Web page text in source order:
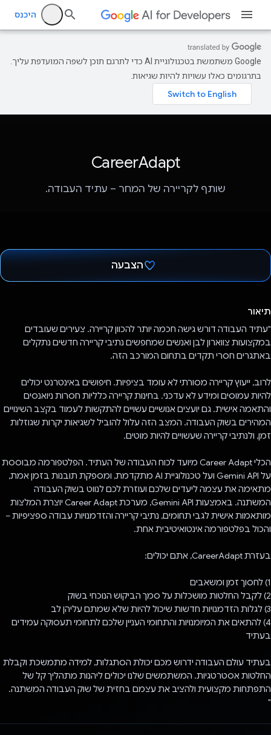
היכנס
‫Google משתמשת בטכנולוגיית AI כדי לתרגם תוכן לשפה המועדפת עליך.
בתרגומים כאלו עשויות להיות שגיאות.
CareerAdapt
שותף לקריירה של המחר – עתיד העבודה.
הצבעה
תיאור
"עתיד העבודה דורש גישה חכמה יותר להכוון קריירה. צעירים שעובדים
במקצועות צווארון לבן ואנשים שמחפשים נתיבי קריירה חדשים נתקלים
באתגרים חסרי תקדים בתחום המורכב הזה.
לרוב, ייעוץ קריירה מסורתי לא עומד בציפיות. חיפושים באינטרנט יכולים
להיות עמוסים ומידע לא עדכני. בחינות קריירה כלליות חסרות ניואנסים
והתאמה אישית. גם יועצים אנושיים עשויים להתקשות לעמוד בקצב השינויים
המהירים בשוק העבודה. המצב הזה עלול להוביל לשגיאות יקרות שגוזלות
זמן, ולנתיבי קריירה שעשויים להיות מוטים.
הכלי Career Adapt מיועד לכוח העבודה של העתיד. הפלטפורמה מבוססת
על Gemini API ועל טכנולוגיית AI מתקדמת, ומספקת תובנות בזמן אמת,
מתאימה את עצמה ליעדים שלכם ועוזרת לכם לנווט בשוק העבודה
המשתנה. באמצעות Gemini API, מערכת Career Adapt יוצרת המלצות
מותאמות אישית לגבי תחומים, נתיבי קריירה והזדמנויות עבודה ספציפיות –
והכול בפלטפורמה אינטואיטיבית אחת.
בעזרת CareerAdapt, אתם יכולים:
1) לחסוך זמן ומשאבים
2) לקבל החלטות מושכלות על סמך הביקוש הנוכחי בשוק
3) לגלות הזדמנויות חדשות שיכול להיות שלא שמתם עליהן לב
4) להתאים את המיומנויות והתחומי העניין שלכם לתחומי תעסוקה עמידים
בעתיד
בעתיד עולם העבודה ידרוש מכם יכולת הסתגלות, למידה מתמשכת וקבלת
החלטות אסטרטגיות. המשתמשים שלנו יכולים ליהנות מתהליך קל של
התפתחות מקצועית ולהציב את עצמם בחזית של שוק העבודה המשתנה.
"